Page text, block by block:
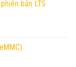
bản LTS